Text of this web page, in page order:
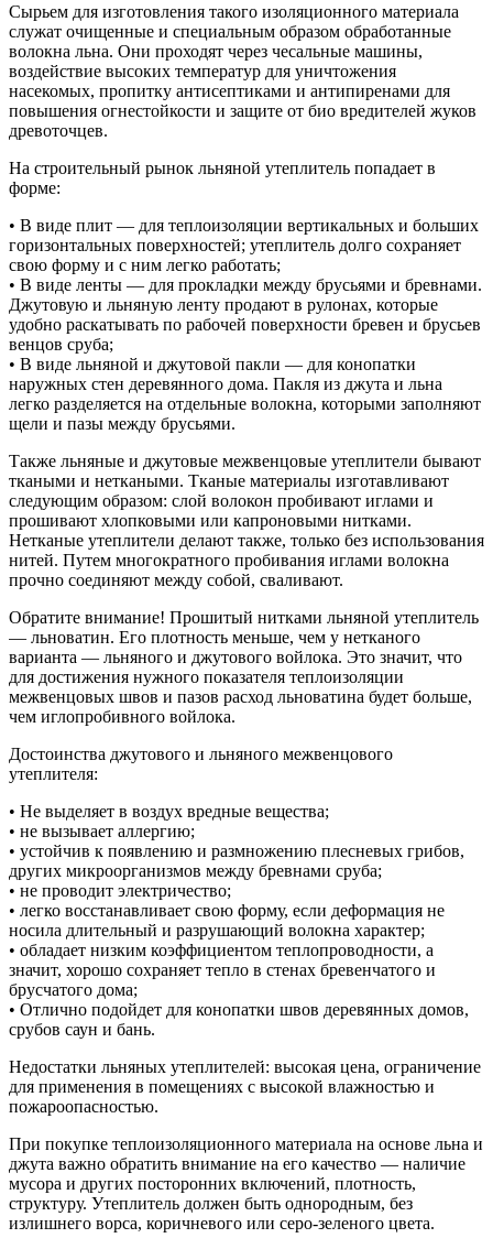
Сырьем для изготовления такого изоляционного материала
служат очищенные и специальным образом обработанные
волокна льна. Они проходят через чесальные машины,
воздействие высоких температур для уничтожения
насекомых, пропитку антисептиками и антипиренами для
повышения огнестойкости и защите от био вредителей жуков
древоточцев.
На строительный рынок льняной утеплитель попадает в
форме:
• В виде плит — для теплоизоляции вертикальных и больших
горизонтальных поверхностей; утеплитель долго сохраняет
свою форму и с ним легко работать;
• В виде ленты — для прокладки между брусьями и бревнами.
Джутовую и льняную ленту продают в рулонах, которые
удобно раскатывать по рабочей поверхности бревен и брусьев
венцов сруба;
• В виде льняной и джутовой пакли — для конопатки
наружных стен деревянного дома. Пакля из джута и льна
легко разделяется на отдельные волокна, которыми заполняют
щели и пазы между брусьями.
Также льняные и джутовые межвенцовые утеплители бывают
ткаными и неткаными. Тканые материалы изготавливают
следующим образом: слой волокон пробивают иглами и
прошивают хлопковыми или капроновыми нитками.
Нетканые утеплители делают также, только без использования
нитей. Путем многократного пробивания иглами волокна
прочно соединяют между собой, сваливают.
Обратите внимание! Прошитый нитками льняной утеплитель
— льноватин. Его плотность меньше, чем у нетканого
варианта — льняного и джутового войлока. Это значит, что
для достижения нужного показателя теплоизоляции
межвенцовых швов и пазов расход льноватина будет больше,
чем иглопробивного войлока.
Достоинства джутового и льняного межвенцового
утеплителя:
• Не выделяет в воздух вредные вещества;
• не вызывает аллергию;
• устойчив к появлению и размножению плесневых грибов,
других микроорганизмов между бревнами сруба;
• не проводит электричество;
• легко восстанавливает свою форму, если деформация не
носила длительный и разрушающий волокна характер;
• обладает низким коэффициентом теплопроводности, а
значит, хорошо сохраняет тепло в стенах бревенчатого и
брусчатого дома;
• Отлично подойдет для конопатки швов деревянных домов,
срубов саун и бань.
Недостатки льняных утеплителей: высокая цена, ограничение
для применения в помещениях с высокой влажностью и
пожароопасностью.
При покупке теплоизоляционного материала на основе льна и
джута важно обратить внимание на его качество — наличие
мусора и других посторонних включений, плотность,
структуру. Утеплитель должен быть однородным, без
излишнего ворса, коричневого или серо-зеленого цвета.